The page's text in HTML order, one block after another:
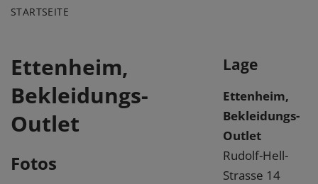
STARTSEITE
Ettenheim,
Bekleidungs-
Outlet
Fotos
Lage
Ettenheim,
Bekleidungs-
Outlet
Rudolf-Hell-
Strasse 14